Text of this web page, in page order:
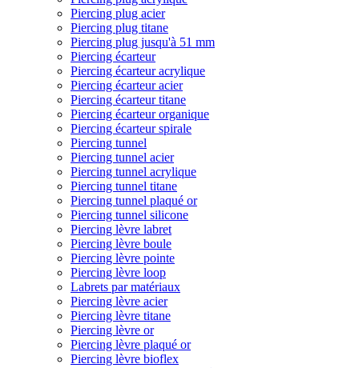
Piercing plug acier
Piercing plug titane
Piercing plug jusqu'à 51 mm
Piercing écarteur
Piercing écarteur acrylique
Piercing écarteur acier
Piercing écarteur titane
Piercing écarteur organique
Piercing écarteur spirale
Piercing tunnel
Piercing tunnel acier
Piercing tunnel acrylique
Piercing tunnel titane
Piercing tunnel plaqué or
Piercing tunnel silicone
Piercing lèvre labret
Piercing lèvre boule
Piercing lèvre pointe
Piercing lèvre loop
Labrets par matériaux
Piercing lèvre acier
Piercing lèvre titane
Piercing lèvre or
Piercing lèvre plaqué or
Piercing lèvre bioflex